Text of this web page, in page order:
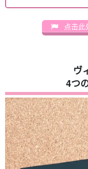
点击此
ヴ
4つ